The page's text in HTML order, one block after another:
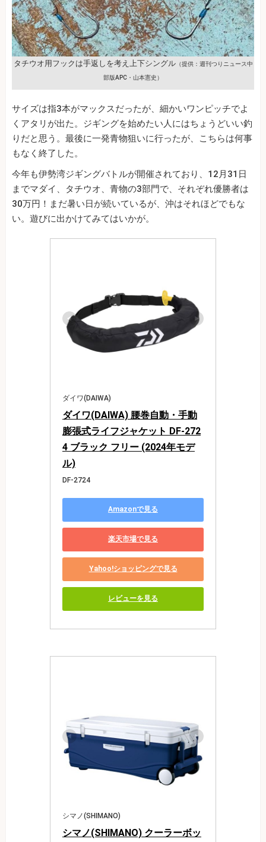
タチウオ用フックは手返しを考え上下シングル（提供：週刊つりニュース中
部版APC・山本憲史）
サイズは指3本がマックスだったが、細かいワンピッチでよ
くアタリが出た。ジギングを始めたい人にはちょうどいい釣
りだと思う。最後に一発青物狙いに行ったが、こちらは何事
もなく終了した。
今年も伊勢湾ジギングバトルが開催されており、12月31日
までマダイ、タチウオ、青物の3部門で、それぞれ優勝者は
30万円！まだ暑い日が続いているが、沖はそれほどでもな
い。遊びに出かけてみてはいかが。
ダイワ(DAIWA)
ダイワ(DAIWA) 腰巻自動・手動
膨張式ライフジャケット DF-272
4 ブラック フリー (2024年モデ
ル)
DF-2724
Amazonで見る
楽天市場で見る
Yahoo!ショッピングで見る
レビューを見る
シマノ(SHIMANO)
シマノ(SHIMANO) クーラーボッ